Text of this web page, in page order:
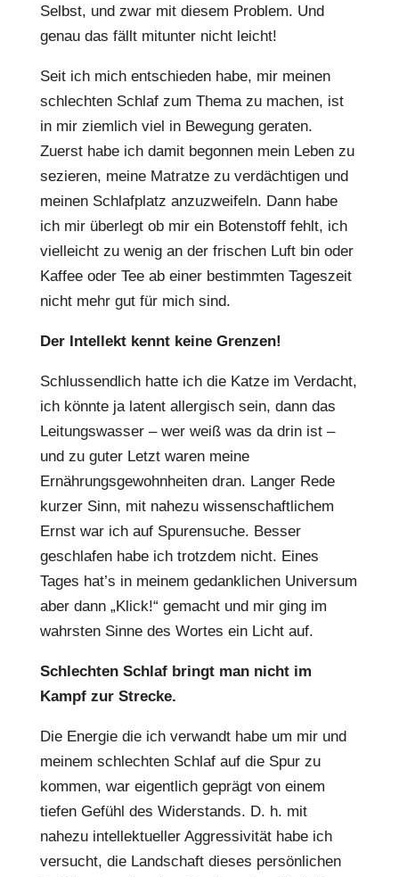
Selbst, und zwar mit diesem Problem. Und
genau das fällt mitunter nicht leicht!
Seit ich mich entschieden habe, mir meinen
schlechten Schlaf zum Thema zu machen, ist
in mir ziemlich viel in Bewegung geraten.
Zuerst habe ich damit begonnen mein Leben zu
sezieren, meine Matratze zu verdächtigen und
meinen Schlafplatz anzuzweifeln. Dann habe
ich mir überlegt ob mir ein Botenstoff fehlt, ich
vielleicht zu wenig an der frischen Luft bin oder
Kaffee oder Tee ab einer bestimmten Tageszeit
nicht mehr gut für mich sind.
Der Intellekt kennt keine Grenzen!
Schlussendlich hatte ich die Katze im Verdacht,
ich könnte ja latent allergisch sein, dann das
Leitungswasser – wer weiß was da drin ist –
und zu guter Letzt waren meine
Ernährungsgewohnheiten dran. Langer Rede
kurzer Sinn, mit nahezu wissenschaftlichem
Ernst war ich auf Spurensuche. Besser
geschlafen habe ich trotzdem nicht. Eines
Tages hat’s in meinem gedanklichen Universum
aber dann „Klick!“ gemacht und mir ging im
wahrsten Sinne des Wortes ein Licht auf.
Schlechten Schlaf bringt man nicht im
Kampf zur Strecke.
Die Energie die ich verwandt habe um mir und
meinem schlechten Schlaf auf die Spur zu
kommen, war eigentlich geprägt von einem
tiefen Gefühl des Widerstands. D. h. mit
nahezu intellektueller Aggressivität habe ich
versucht, die Landschaft dieses persönlichen